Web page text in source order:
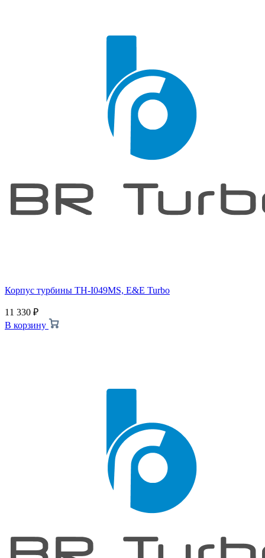
Корпус турбины TH-I049MS, E&E Turbo
11 330 ₽
В корзину